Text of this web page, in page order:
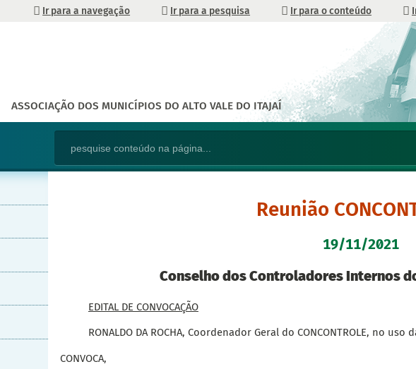
Ir para a navegação Ir para a pesquisa Ir para o conteúdo
ASSOCIAÇÃO DOS MUNICÍPIOS DO ALTO VALE DO ITAJAÍ
Reunião
19/11/2021
Conselho dos Controladores Internos
EDITAL DE CONVOCAÇÃO
RONALDO DA ROCHA, Coordenador Geral do CONCONTROLE, no
CONVOCA,